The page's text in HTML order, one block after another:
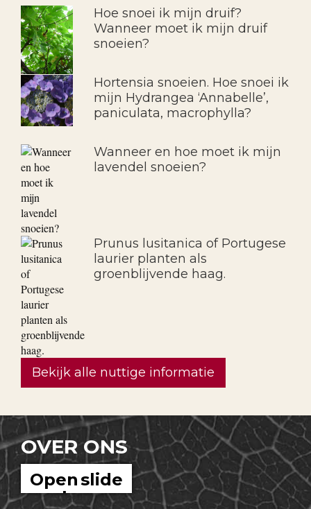
Hoe snoei ik mijn druif?
Wanneer moet ik mijn druif
snoeien?
Hortensia snoeien. Hoe snoei ik
mijn Hydrangea ‘Annabelle’,
paniculata, macrophylla?
Wanneer en hoe moet ik mijn
lavendel snoeien?
Prunus lusitanica of Portugese
laurier planten als
groenblijvende haag.
Bekijk alle nuttige informatie
OVER ONS
Open slide
show